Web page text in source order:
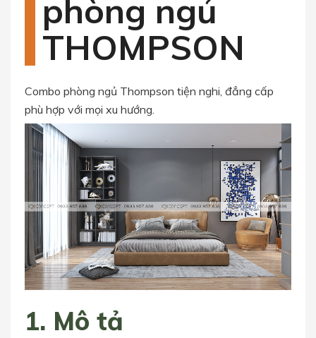
phòng ngủ
THOMPSON
Combo phòng ngủ Thompson tiện nghi, đẳng cấp
phù hợp với mọi xu hướng.
1. Mô tả